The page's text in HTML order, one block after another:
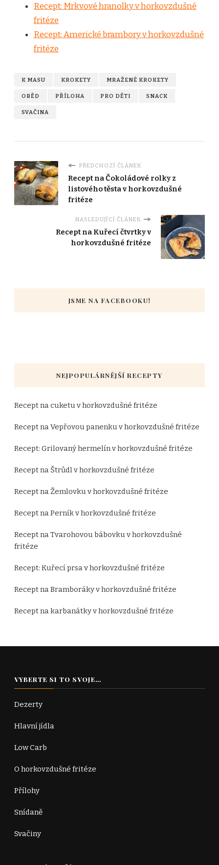
Recept: Mrkvové hranolky v horkovzdušné
fritéze
Recept: Americké brambory v horkovzdušné
fritéze
K MASU KROKETY MRAŽENÉ KROKETY
OBĚD PŘÍLOHA PRO DĚTI SNACK
SVAČINA
PŘEDCHOZÍ ČLÁNEK
Recept na Čokoládové rolky z
listového těsta v horkovzdušné
fritéze
NASLEDUJÍCÍ ČLÁNEK
Recept na Kuřecí čtvrtky v
horkovzdušné fritéze
JSME NA FACEBOOKU!
NEJPOPULÁRNĚJŠÍ RECEPTY
Recept na cuketu v horkovzdušné fritéze
Recept na Vepřovou panenku v horkovzdušné fritéze
Recept: Grilovaný hermelín v horkovzdušné fritéze
Recept na Štrůdl v horkovzdušné fritéze
Recept na Žemlovku v horkovzdušné fritéze
Recept na Perník v horkovzdušné fritéze
Recept na Tvarohovou bábovku v horkovzdušné
fritéze
Recept: Kuřecí prsa v horkovzdušné fritéze
Recept na Bramboráky v horkovzdušné fritéze
Recept na karbanátky v horkovzdušné fritéze
VYBERTE SI TO SVOJE…
Dezerty
Hlavní jídla
Low Carb
O horkovzdušné fritéze
Přílohy
Snídaně
Svačiny